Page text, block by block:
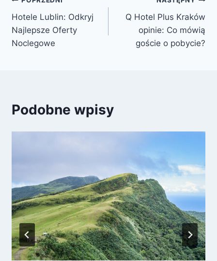
wpisu
Hotele Lublin: Odkryj
Najlepsze Oferty
Noclegowe
Q Hotel Plus Kraków
opinie: Co mówią
goście o pobycie?
Podobne wpisy